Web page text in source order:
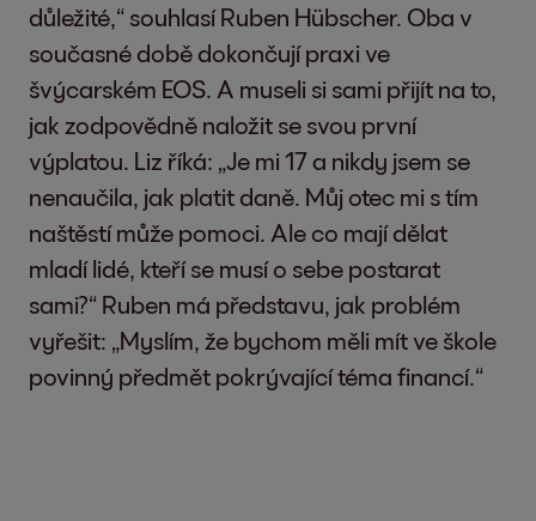
důležité,“ souhlasí Ruben Hübscher. Oba v
současné době dokončují praxi ve
švýcarském EOS. A museli si sami přijít na to,
jak zodpovědně naložit se svou první
výplatou. Liz říká: „Je mi 17 a nikdy jsem se
nenaučila, jak platit daně. Můj otec mi s tím
naštěstí může pomoci. Ale co mají dělat
mladí lidé, kteří se musí o sebe postarat
sami?“ Ruben má představu, jak problém
vyřešit: „Myslím, že bychom měli mít ve škole
povinný předmět pokrývající téma financí.“